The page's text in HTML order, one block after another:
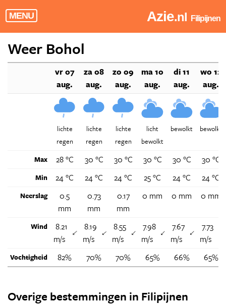
MENU Azie.nl Filipijnen
Weer Bohol
vr 07
aug.
za 08
aug.
zo 09
aug.
ma 10
aug.
di 11
aug.
wo 12
aug.
lichte
regen
lichte
regen
lichte
regen
licht
bewolkt
bewolkt bewolkt
Max 28 °C 30 °C 30 °C 30 °C 30 °C 30 °C
Min 24 °C 24 °C 24 °C 25 °C 24 °C 24 °C
Neerslag
0.5
mm
0.73
mm
0.17
mm
0 mm 0 mm 0 mm
Wind
8.21
m/s
↑
8.19
m/s
↑
8.55
m/s
↑
7.98
m/s
↑
7.67
m/s
↑
7.73
m/s
Vochtigheid 82% 70% 70% 65% 66% 65%
Overige bestemmingen in Filipijnen